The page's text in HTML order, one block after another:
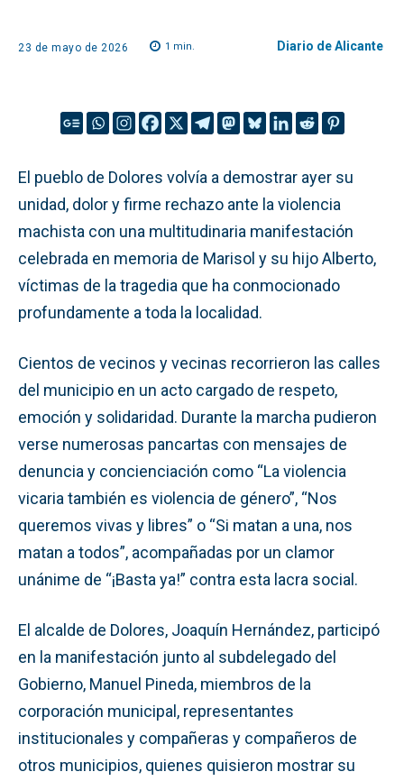
23 de mayo de 2026 1 min. Diario de Alicante
El pueblo de Dolores volvía a demostrar ayer su
unidad, dolor y firme rechazo ante la violencia
machista con una multitudinaria manifestación
celebrada en memoria de Marisol y su hijo Alberto,
víctimas de la tragedia que ha conmocionado
profundamente a toda la localidad.
Cientos de vecinos y vecinas recorrieron las calles
del municipio en un acto cargado de respeto,
emoción y solidaridad. Durante la marcha pudieron
verse numerosas pancartas con mensajes de
denuncia y concienciación como “La violencia
vicaria también es violencia de género”, “Nos
queremos vivas y libres” o “Si matan a una, nos
matan a todos”, acompañadas por un clamor
unánime de “¡Basta ya!” contra esta lacra social.
El alcalde de Dolores, Joaquín Hernández, participó
en la manifestación junto al subdelegado del
Gobierno, Manuel Pineda, miembros de la
corporación municipal, representantes
institucionales y compañeras y compañeros de
otros municipios, quienes quisieron mostrar su